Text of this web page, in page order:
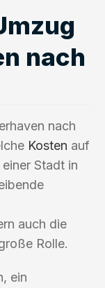
nach
nach
Kosten auf
Stadt in
auch die
Rolle.
ein